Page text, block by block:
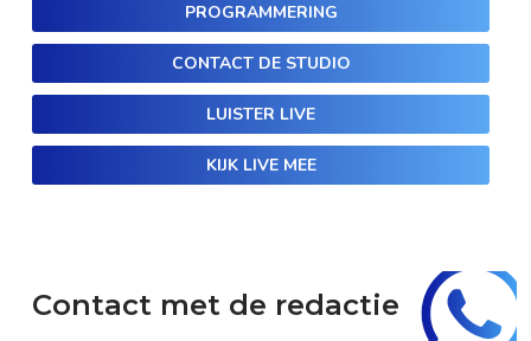
PROGRAMMERING
CONTACT DE STUDIO
LUISTER LIVE
KIJK LIVE MEE
Contact met de redactie